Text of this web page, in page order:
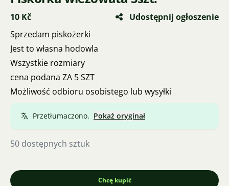
10 Kč
Udostępnij ogłoszenie
Sprzedam piskożerki
Jest to własna hodowla
Wszystkie rozmiary
cena podana ZA 5 SZT
Możliwość odbioru osobistego lub wysyłki
Przetłumaczono. Pokaż oryginał
50 dostępnych sztuk
Chcę kupić